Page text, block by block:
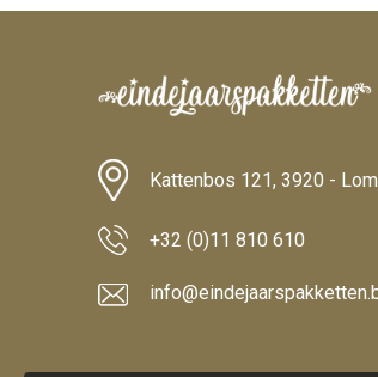
Kattenbos 121, 3920 -
+32 (0)11 810 610